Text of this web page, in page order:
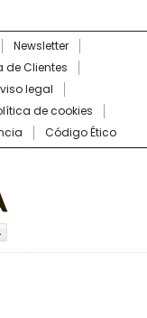
Newsletter
de Clientes
legal
de cookies
Código Ético